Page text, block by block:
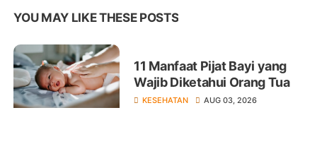
YOU MAY LIKE THESE POSTS
11 Manfaat Pijat Bayi yang
Wajib Diketahui Orang Tua
KESEHATAN AUG 03, 2026